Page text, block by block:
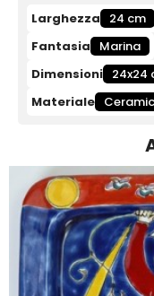
Larghezza 24 cm
Fantasia
Marina
Dimensioni 24x24
Materiale